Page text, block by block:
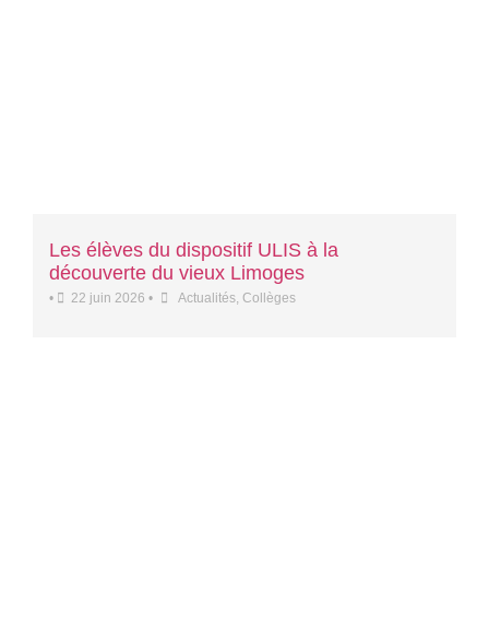
Les élèves du dispositif ULIS à la
découverte du vieux Limoges
• 22 juin 2026 • Actualités, Collèges